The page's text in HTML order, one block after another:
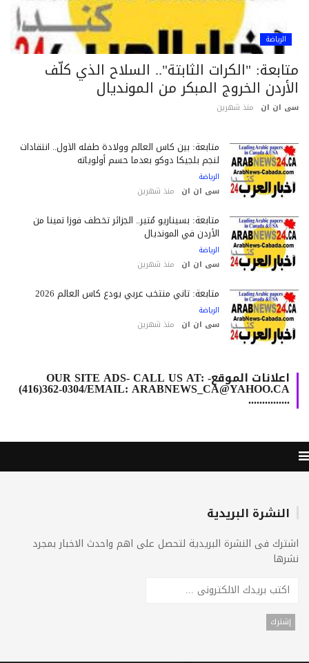
الرياضة
"الكرات الثابتة".. السلاح الذي كلّف
الخروج المبكر من المونديال
ان ان منذ شهرين
متابعة: بين كأس العالم وولادة طفله الأول.. انتقادات
لنجم بلجيكا دوكو بعدما حسم أولوياته
الرياضة
سى ان ان منذ شهرين
متابعة: بسيناريو مُثير.. الجزائر تخطف فوزاً ثميناً من
الأردن في المونديال
الرياضة
سى ان ان منذ شهرين
متابعة: ثاني منتخب عربي يودع كأس العالم 2026
الرياضة
سى ان ان منذ شهرين
اعلانات الموقع- OUR SITE ADS- CALL US AT:
(416)362-0304/EMAIL: ARABNEWS_CA@YAHOO.CA
...............
النشرة البريدية
فى النشرة البريدية لتحصل على اهم واحدث الاخبار بمجرد